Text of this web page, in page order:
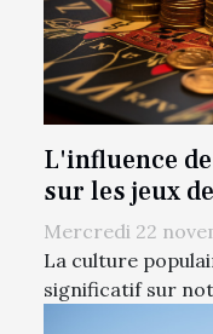
L'influence
sur les jeux
Mercredi 22
La culture
significatif sur